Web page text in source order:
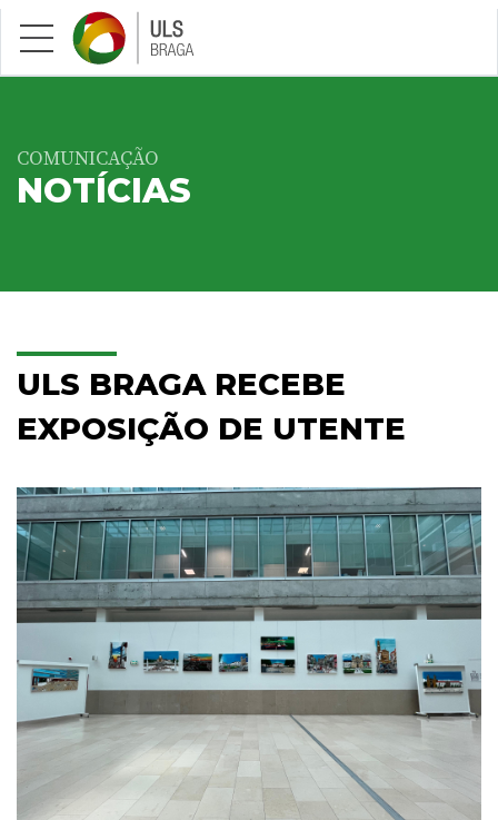
Saltar para conteúdo principal
COMUNICAÇÃO
NOTÍCIAS
ULS BRAGA RECEBE
EXPOSIÇÃO DE UTENTE